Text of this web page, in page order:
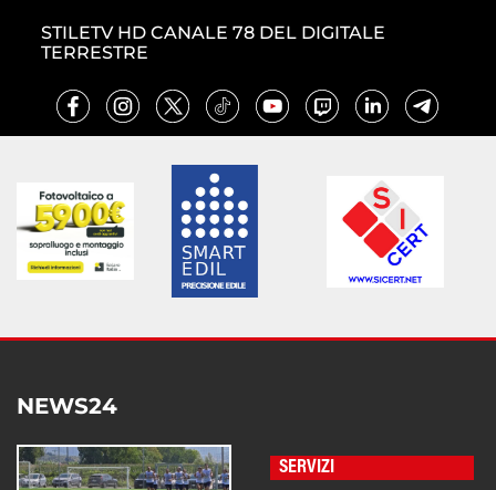
STILETV HD CANALE 78 DEL DIGITALE
TERRESTRE
NEWS24
SERVIZI